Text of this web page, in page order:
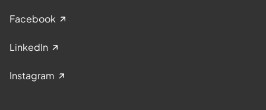
Facebook
LinkedIn
Instagram